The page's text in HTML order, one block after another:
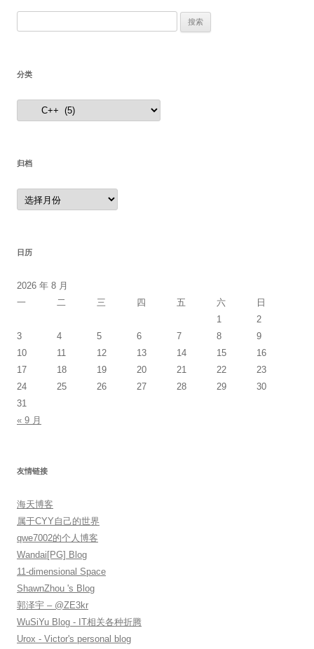
分类
分
归档
归
档
日历
2026 年 8 月
一
二 三 四 五 六
日
1
2
3
4 5 6 7 8
9
10
11 12 13 14 15
16
17
18 19 20 21 22
23
24
25 26 27 28 29
30
31
« 9 月
友情链接
海天博客
属于CYY自己的世界
qwe7002的个人博客
Wandai[PG] Blog
11-dimensional Space
ShawnZhou 's Blog
郭泽宇 – @ZE3kr
WuSiYu Blog - IT相关各种折腾
Urox - Victor's personal blog